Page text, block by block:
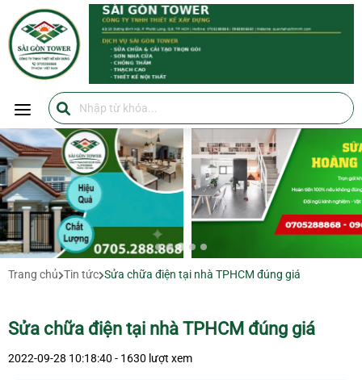
SÀI GÒN TOWER
SÀI GÒN TOWER
0705288868
https://suanhahochiminh.com/
Trang chủ Tin tức Sửa chữa điện tại nhà TPHCM đúng giá
Sửa chữa điện tại nhà TPHCM đúng giá
2022-09-28 10:18:40 - 1630 lượt xem